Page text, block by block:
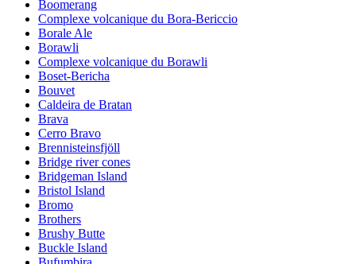
Boomerang
Complexe volcanique du Bora-Bericcio
Borale Ale
Borawli
Complexe volcanique du Borawli
Boset-Bericha
Bouvet
Caldeira de Bratan
Brava
Cerro Bravo
Brennisteinsfjöll
Bridge river cones
Bridgeman Island
Bristol Island
Bromo
Brothers
Brushy Butte
Buckle Island